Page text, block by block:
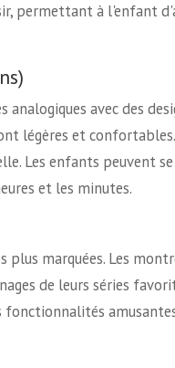
permettant à l'enfant
avec des
légères et
Les enfants peuvent
et les minutes.
marquées. Les
de leurs séries